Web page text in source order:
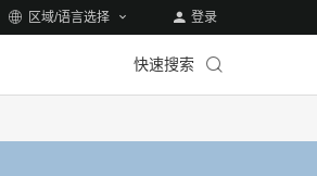
区域/语言选择 登录
快速搜索